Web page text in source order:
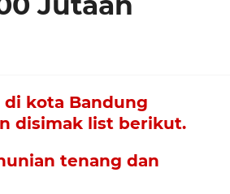
kota Bandung
disimak list berikut.
tenang dan